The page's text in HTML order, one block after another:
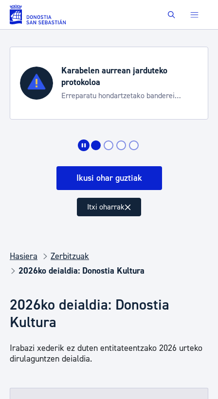
Eduki nagusira joan Buscar
Karabelen aurrean jarduteko
protokoloa
Erreparatu hondartzetako banderei
Ikusi ohar guztiak
Itxi oharrak
Hasiera
Zerbitzuak
2026ko deialdia: Donostia Kultura
2026ko deialdia: Donostia
Kultura
Irabazi xederik ez duten entitateentzako 2026 urteko
dirulaguntzen deialdia.